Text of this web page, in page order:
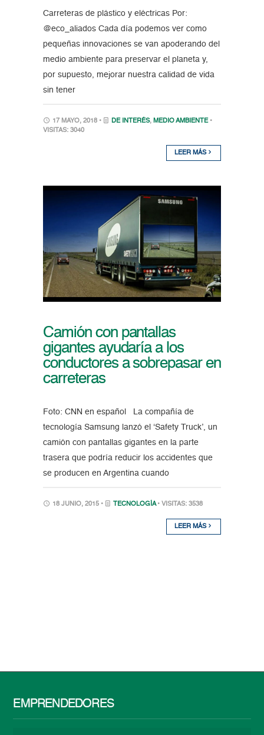
Carreteras de plástico y eléctricas Por:
@eco_aliados Cada día podemos ver como
pequeñas innovaciones se van apoderando del
medio ambiente para preservar el planeta y,
por supuesto, mejorar nuestra calidad de vida
sin tener
17 MAYO, 2018 • DE INTERÉS, MEDIO AMBIENTE •
VISITAS: 3040
LEER MÁS
Camión con pantallas
gigantes ayudaría a los
conductores a sobrepasar en
carreteras
Foto: CNN en español La compañía de
tecnología Samsung lanzó el ‘Safety Truck’, un
camión con pantallas gigantes en la parte
trasera que podría reducir los accidentes que
se producen en Argentina cuando
18 JUNIO, 2015 • TECNOLOGÍA • VISITAS: 3538
LEER MÁS
EMPRENDEDORES